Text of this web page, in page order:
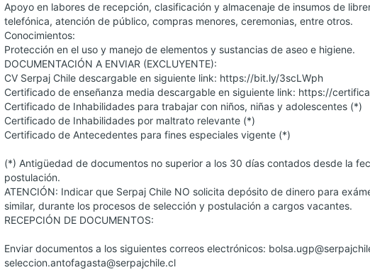
Apoyo en labores de recepción, clasificación y almacenaje de insumos de
telefónica, atención de público, compras menores, ceremonias, entre otros.
Conocimientos:
Protección en el uso y manejo de elementos y sustancias de aseo e higiene.
DOCUMENTACIÓN A ENVIAR (EXCLUYENTE):
CV Serpaj Chile descargable en siguiente link: https://bit.ly/3scLWph
Certificado de enseñanza media descargable en siguiente link: https://
Certificado de Inhabilidades para trabajar con niños, niñas y adolescentes (*)
Certificado de Inhabilidades por maltrato relevante (*)
Certificado de Antecedentes para fines especiales vigente (*)
(*) Antigüedad de documentos no superior a los 30 días contados desde la
postulación.
ATENCIÓN: Indicar que Serpaj Chile NO solicita depósito de dinero para
similar, durante los procesos de selección y postulación a cargos vacantes.
RECEPCIÓN DE DOCUMENTOS:
Enviar documentos a los siguientes correos electrónicos:
seleccion.antofagasta@serpajchile.cl